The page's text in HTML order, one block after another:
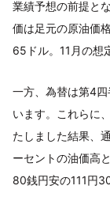
業績予想の前提と
価は足元の原油価
65ドル。11月の想
一方、為替は第4
います。これらに
たしました結果、
ーセントの油価高
80銭円安の111円